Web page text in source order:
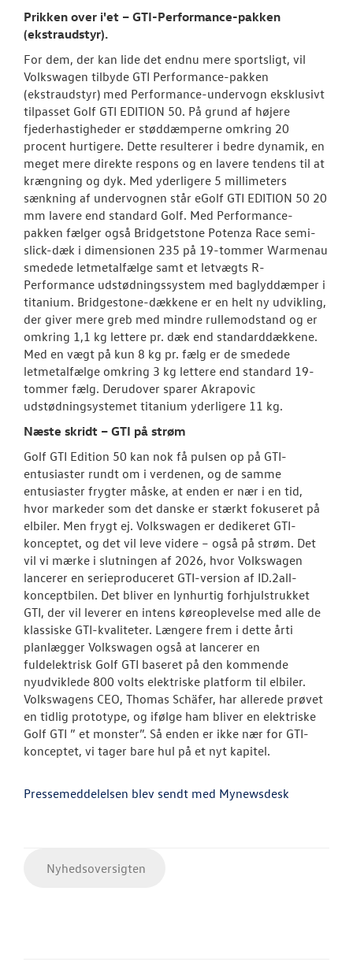
Prikken over i'et – GTI-Performance-pakken
(ekstraudstyr).
For dem, der kan lide det endnu mere sportsligt, vil
Volkswagen tilbyde GTI Performance-pakken
(ekstraudstyr) med Performance-undervogn eksklusivt
tilpasset Golf GTI EDITION 50. På grund af højere
fjederhastigheder er støddæmperne omkring 20
procent hurtigere. Dette resulterer i bedre dynamik, en
meget mere direkte respons og en lavere tendens til at
krængning og dyk. Med yderligere 5 millimeters
sænkning af undervognen står eGolf GTI EDITION 50 20
mm lavere end standard Golf. Med Performance-
pakken fælger også Bridgetstone Potenza Race semi-
slick-dæk i dimensionen 235 på 19-tommer Warmenau
smedede letmetalfælge samt et letvægts R-
Performance udstødningssystem med baglyddæmper i
titanium. Bridgestone-dækkene er en helt ny udvikling,
der giver mere greb med mindre rullemodstand og er
omkring 1,1 kg lettere pr. dæk end standarddækkene.
Med en vægt på kun 8 kg pr. fælg er de smedede
letmetalfælge omkring 3 kg lettere end standard 19-
tommer fælg. Derudover sparer Akrapovic
udstødningsystemet titanium yderligere 11 kg.
Næste skridt – GTI på strøm
Golf GTI Edition 50 kan nok få pulsen op på GTI-
entusiaster rundt om i verdenen, og de samme
entusiaster frygter måske, at enden er nær i en tid,
hvor markeder som det danske er stærkt fokuseret på
elbiler. Men frygt ej. Volkswagen er dedikeret GTI-
konceptet, og det vil leve videre – også på strøm. Det
vil vi mærke i slutningen af 2026, hvor Volkswagen
lancerer en serieproduceret GTI-version af ID.2all-
konceptbilen. Det bliver en lynhurtig forhjulstrukket
GTI, der vil leverer en intens køreoplevelse med alle de
klassiske GTI-kvaliteter. Længere frem i dette årti
planlægger Volkswagen også at lancerer en
fuldelektrisk Golf GTI baseret på den kommende
nyudviklede 800 volts elektriske platform til elbiler.
Volkswagens CEO, Thomas Schäfer, har allerede prøvet
en tidlig prototype, og ifølge ham bliver en elektriske
Golf GTI ” et monster”. Så enden er ikke nær for GTI-
konceptet, vi tager bare hul på et nyt kapitel.
Pressemeddelelsen blev sendt med Mynewsdesk
Nyhedsoversigten